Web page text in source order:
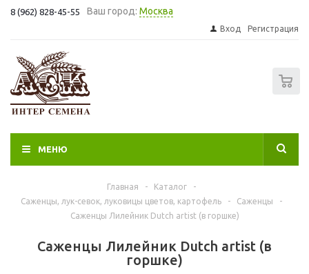
8 (962) 828-45-55 Ваш город: Москва
Вход Регистрация
МЕНЮ
Главная - Каталог
-
Саженцы, лук-севок, луковицы цветов, картофель
- Саженцы
-
Саженцы Лилейник Dutch artist (в горшке)
Саженцы Лилейник Dutch artist (в
горшке)